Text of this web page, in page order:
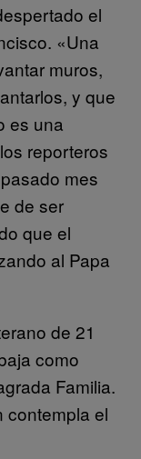
el
«Una
muros,
y que
es una
reporteros
mes
de ser
que el
al Papa
de 21
como
Familia.
contempla el